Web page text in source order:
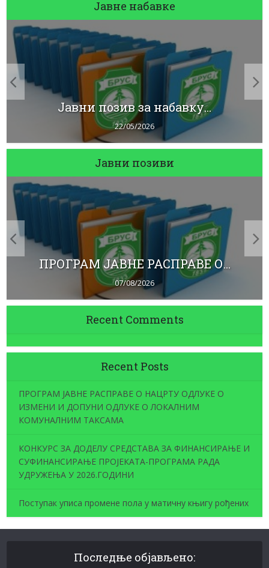
Јавне набавке
Јавни позив за набавку...
22/05/2026
Јавни позиви
ПРОГРАМ ЈАВНЕ РАСПРАВЕ О...
07/08/2026
Recent Comments
Recent Posts
ПРОГРАМ ЈАВНЕ РАСПРАВЕ О НАЦРТУ ОДЛУКЕ О
ИЗМЕНИ И ДОПУНИ ОДЛУКЕ О ЛОКАЛНИМ
КОМУНАЛНИМ ТАКСАМА
КОНКУРС ЗА ДОДЕЛУ СРЕДСТАВА ЗА ФИНАНСИРАЊЕ И
СУФИНАНСИРАЊЕ ПРОЈЕКАТА-ПРОГРАМА РАДА
УДРУЖЕЊА У 2026.ГОДИНИ
Поступак уписа промене пола у матичну књигу рођених
Последње објављено: